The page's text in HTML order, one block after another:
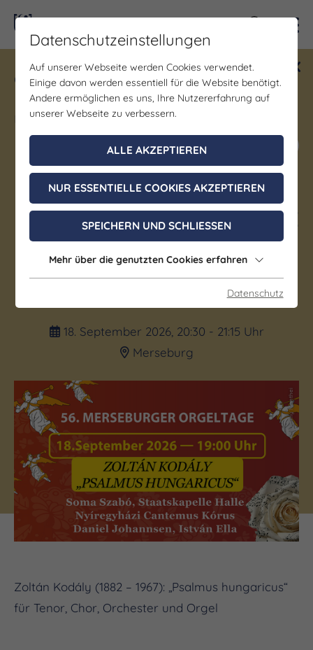
Gewinne ein Blind Date mit Saale-
Unstrut! Teilnahme vom 1.7. - 18.12.
möglich.
Jetzt mitmachen
Bühne/Theater | Kirche | Kunst & Kultur | Musik
56. Merseburger Orgeltage I
Das große Abendkonzert
Teil 1 – Zoltán Kodály
„Psalmus hungaricus“
18. September 2026, 20:30 - 21:15 Uhr
Merseburg
(c) Danny Manthei
Zoltán Kodály (1882 – 1967): „Psalmus hungaricus“
für Tenor, Chor, Orchester und Orgel
Datenschutzeinstellungen
Auf unserer Webseite werden Cookies verwendet.
Einige davon werden essentiell für die Website benötigt.
Andere ermöglichen es uns, Ihre Nutzererfahrung auf
unserer Webseite zu verbessern.
ALLE AKZEPTIEREN
NUR ESSENTIELLE COOKIES AKZEPTIEREN
SPEICHERN UND SCHLIESSEN
Mehr über die genutzten Cookies erfahren
Datenschutz